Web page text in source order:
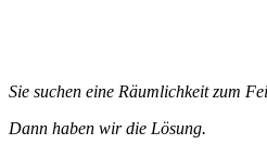
Sie suchen eine Räumlichkeit zum
Dann haben